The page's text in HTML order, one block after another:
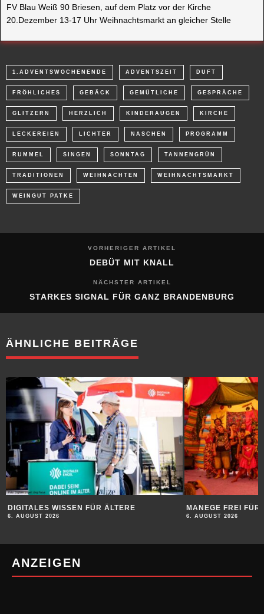
FV Blau Weiß 90 Briesen, auf dem Platz vor der Kirche
20.Dezember 13-17 Uhr Weihnachtsmarkt an gleicher Stelle
1.ADVENTSWOCHENENDE ADVENTSZEIT DUFT
FRÖHLICHES GEBÄCK GEMÜTLICHE GESPRÄCHE
GLITZERN HERZLICH KINDERAUGEN KIRCHE
LECKEREIEN LICHTER NASCHEN PROGRAMM
RUMMEL SINGEN SONNTAG TANNENGRÜN
TRADITIONEN WEIHNACHTEN WEIHNACHTSMARKT
WEINGUT PATKE
VORHERIGER ARTIKEL
DEBÜT MIT KNALL
NÄCHSTER ARTIKEL
STARKES SIGNAL FÜR GANZ BRANDENBURG
ÄHNLICHE BEITRÄGE
DIGITALES WISSEN FÜR ÄLTERE
6. AUGUST 2026
MANEGE FREI
6. AUGUST 2026
ANZEIGEN